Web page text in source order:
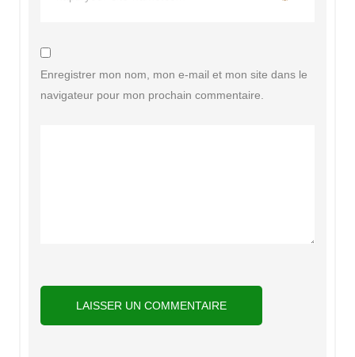
Enregistrer mon nom, mon e-mail et mon site dans le
navigateur pour mon prochain commentaire.